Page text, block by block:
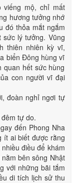
viếng mộ, chỉ mất
hương tưởng nhớ
đó thỏa mắt ngắm
lý tưởng. Vũng
thiên nhiên kỳ vĩ,
biển Đông hùng vĩ
quan hết sức hùng
con người vĩ đại
đoàn nghỉ ngơi tự
tự do.
đến Phong Nha
ít ai biết được rằng
điều để khám
bên sông Nhật
với những bãi tắm
di tích lịch sử thu